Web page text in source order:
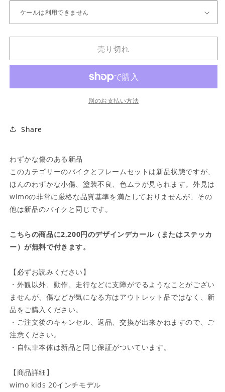
ィ
開
価
売り切れ
別のお支払い方法
Share
わずかな傷のある新品
このカテゴリーのバイクとフレームセットは新品状態ですが、
ほんのわずかな小傷、塗装不良、色ムラが見られます。外見は
wimoの非常に厳格な品質基準を満たしておりませんが、その
他は新品のバイクと同じです。
こちらの商品に2,200円のデザインデカール（またはステッカ
ー）が無料で付きます。
【必ずお読みください】
・外観以外、動作、走行などに支障がでるようなことがござい
ませんが、傷などが気になる方はアウトレット品ではなく、新
品をご購入ください。
・ご注文後のキャンセル、返品、交換が出来かねますので、ご
注意ください。
・自転車本体は新品と同じ保証がついています。
【商品詳細】
wimo kids 20インチモデル